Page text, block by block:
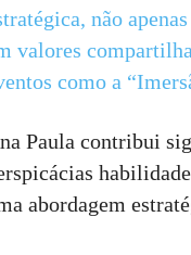
não
valores
como a
Paula contribui
abordagem